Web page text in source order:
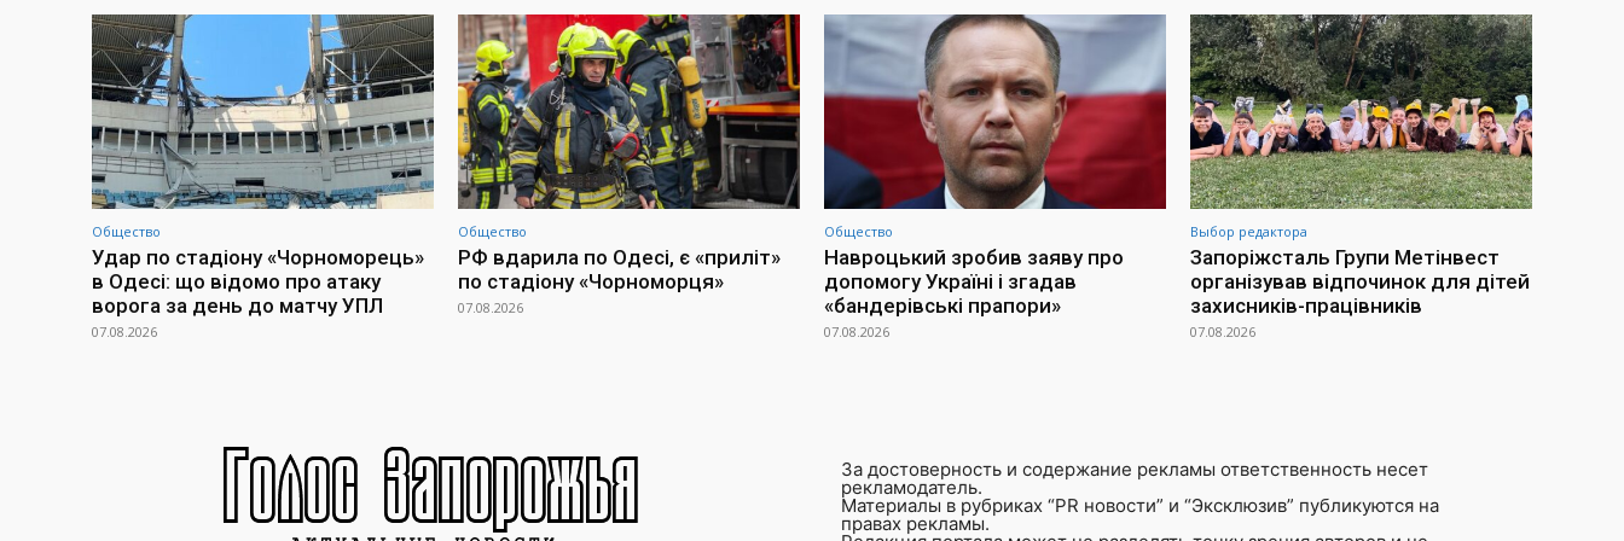
Общество
Удар по стадіону «Чорноморець»
в Одесі: що відомо про атаку
ворога за день до матчу УПЛ
07.08.2026
Общество
РФ вдарила по Одесі, є «приліт»
по стадіону «Чорноморця»
07.08.2026
Общество
Навроцький зробив заяву про
допомогу Україні і згадав
«бандерівські прапори»
07.08.2026
Выбор редактора
Запоріжсталь Групи Метінвест
організував відпочинок для дітей
захисників-працівників
07.08.2026
За достоверность и содержание рекламы ответственность несет
рекламодатель.
Материалы в рубриках “PR новости” и “Эксклюзив” публикуются на
правах рекламы.